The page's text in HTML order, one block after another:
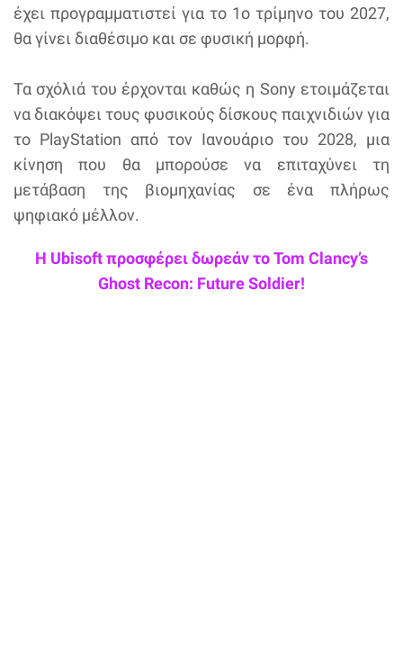
έχει προγραμματιστεί για το 1ο τρίμηνο του 2027,
θα γίνει διαθέσιμο και σε φυσική μορφή.
Τα σχόλιά του έρχονται καθώς η Sony ετοιμάζεται
να διακόψει τους φυσικούς δίσκους παιχνιδιών για
το PlayStation από τον Ιανουάριο του 2028, μια
κίνηση που θα μπορούσε να επιταχύνει τη
μετάβαση της βιομηχανίας σε ένα πλήρως
ψηφιακό μέλλον.
Η Ubisoft προσφέρει δωρεάν το Tom Clancy’s
Ghost Recon: Future Soldier!